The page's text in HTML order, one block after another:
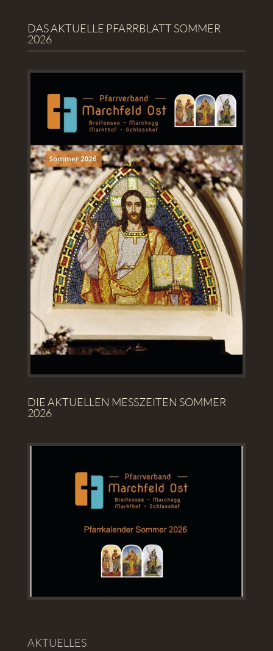
DAS AKTUELLE PFARRBLATT SOMMER
2026
DIE AKTUELLEN MESSZEITEN SOMMER
2026
AKTUELLES